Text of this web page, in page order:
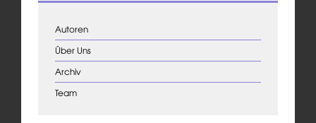
Autoren
Über Uns
Archiv
Team